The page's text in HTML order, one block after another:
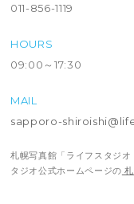
011-856-1119
HOURS
09:00～17:30
MAIL
sapporo-
札幌写真館「ライフスタジ
タジオ公式ホームページの